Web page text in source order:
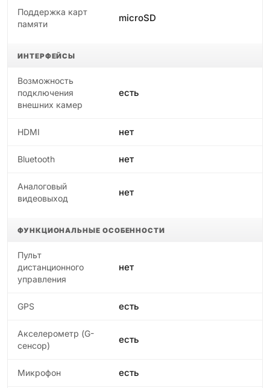
Поддержка карт
памяти
microSD
ИНТЕРФЕЙСЫ
Возможность
подключения
внешних камер
есть
HDMI нет
Bluetooth нет
Аналоговый
видеовыход
нет
ФУНКЦИОНАЛЬНЫЕ ОСОБЕННОСТИ
Пульт
дистанционного
управления
нет
GPS есть
Акселерометр (G-
сенсор)
есть
Микрофон есть